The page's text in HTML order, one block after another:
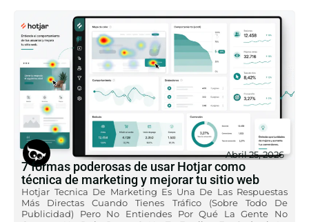
Abril 25, 2026
7 formas poderosas de usar Hotjar como
técnica de marketing y mejorar tu sitio web
Hotjar Tecnica De Marketing Es Una De Las Respuestas
Más Directas Cuando Tienes Tráfico (sobre Todo De
Publicidad) Pero No Entiendes Por Qué La Gente No